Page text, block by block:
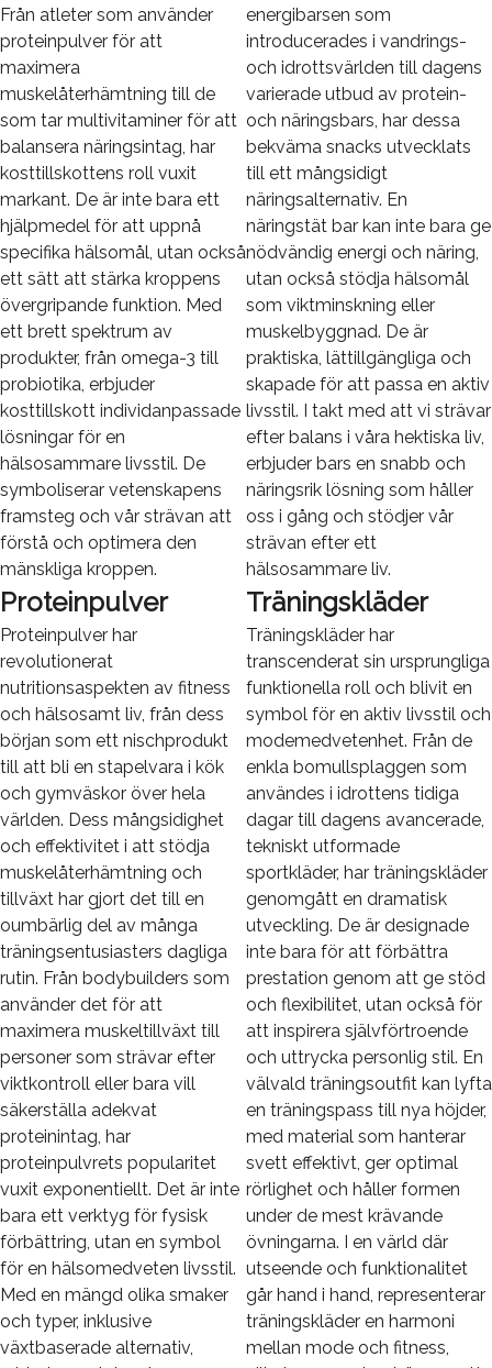
Från atleter som använder
proteinpulver för att
maximera
muskelåterhämtning till de
som tar multivitaminer för att
balansera näringsintag, har
kosttillskottens roll vuxit
markant. De är inte bara ett
hjälpmedel för att uppnå
specifika hälsomål, utan också
ett sätt att stärka kroppens
övergripande funktion. Med
ett brett spektrum av
produkter, från omega-3 till
probiotika, erbjuder
kosttillskott individanpassade
lösningar för en
hälsosammare livsstil. De
symboliserar vetenskapens
framsteg och vår strävan att
förstå och optimera den
mänskliga kroppen.
energibarsen som
introducerades i vandrings-
och idrottsvärlden till dagens
varierade utbud av protein-
och näringsbars, har dessa
bekväma snacks utvecklats
till ett mångsidigt
näringsalternativ. En
näringstät bar kan inte bara ge
nödvändig energi och näring,
utan också stödja hälsomål
som viktminskning eller
muskelbyggnad. De är
praktiska, lättillgängliga och
skapade för att passa en aktiv
livsstil. I takt med att vi strävar
efter balans i våra hektiska liv,
erbjuder bars en snabb och
näringsrik lösning som håller
oss i gång och stödjer vår
strävan efter ett
hälsosammare liv.
Proteinpulver
Proteinpulver har
revolutionerat
nutritionsaspekten av fitness
och hälsosamt liv, från dess
början som ett nischprodukt
till att bli en stapelvara i kök
och gymväskor över hela
världen. Dess mångsidighet
och effektivitet i att stödja
muskelåterhämtning och
tillväxt har gjort det till en
oumbärlig del av många
träningsentusiasters dagliga
rutin. Från bodybuilders som
använder det för att
maximera muskeltillväxt till
personer som strävar efter
viktkontroll eller bara vill
säkerställa adekvat
proteinintag, har
proteinpulvrets popularitet
vuxit exponentiellt. Det är inte
bara ett verktyg för fysisk
förbättring, utan en symbol
för en hälsomedveten livsstil.
Med en mängd olika smaker
och typer, inklusive
växtbaserade alternativ,
Träningskläder
Träningskläder har
transcenderat sin ursprungliga
funktionella roll och blivit en
symbol för en aktiv livsstil och
modemedvetenhet. Från de
enkla bomullsplaggen som
användes i idrottens tidiga
dagar till dagens avancerade,
tekniskt utformade
sportkläder, har träningskläder
genomgått en dramatisk
utveckling. De är designade
inte bara för att förbättra
prestation genom att ge stöd
och flexibilitet, utan också för
att inspirera självförtroende
och uttrycka personlig stil. En
välvald träningsoutfit kan lyfta
en träningspass till nya höjder,
med material som hanterar
svett effektivt, ger optimal
rörlighet och håller formen
under de mest krävande
övningarna. I en värld där
utseende och funktionalitet
går hand i hand, representerar
träningskläder en harmoni
mellan mode och fitness,